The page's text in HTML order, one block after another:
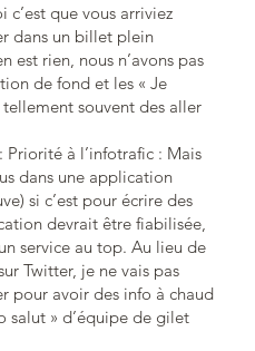
que vous arriviez
dans un billet plein
est rien, nous n’avons pas
de fond et les « Je
tellement souvent des aller
Priorité à l’infotrafic : Mais
dans une application
si c’est pour écrire des
devrait être fiabilisée,
service au top. Au lieu de
Twitter, je ne vais pas
pour avoir des info à chaud
salut » d’équipe de gilet